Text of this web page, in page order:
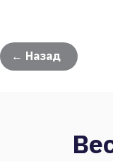
← Назад